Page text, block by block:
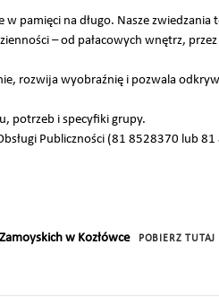
pamięci na długo. Nasze
– od pałacowych wnętrz,
rozwija wyobraźnię i pozwala
potrzeb i specyfiki grupy.
Publiczności (81 8528370 lub
w Kozłówce POBIERZ TUTAJ